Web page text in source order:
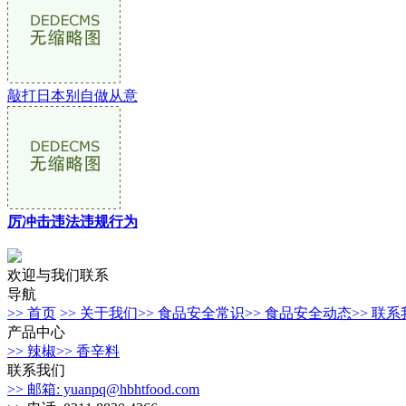
敲打日本别自做从意
厉冲击违法违规行为
欢迎与我们联系
导航
>> 首页 >> 关于我们>> 食品安全常识>> 食品安全动态>> 联系
产品中心
>> 辣椒>> 香辛料
联系我们
>> 邮箱: yuanpq@hbhtfood.com